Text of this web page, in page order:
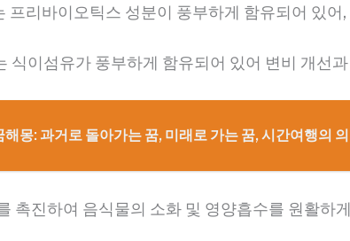
프리바이오틱스 성분이 풍부하게 함유되어 있
식이섬유가 풍부하게 함유되어 있어 변비 개선
몽: 과거로 돌아가는 꿈, 미래로 가는 꿈, 시간여행의
촉진하여 음식물의 소화 및 영양흡수를 원활하